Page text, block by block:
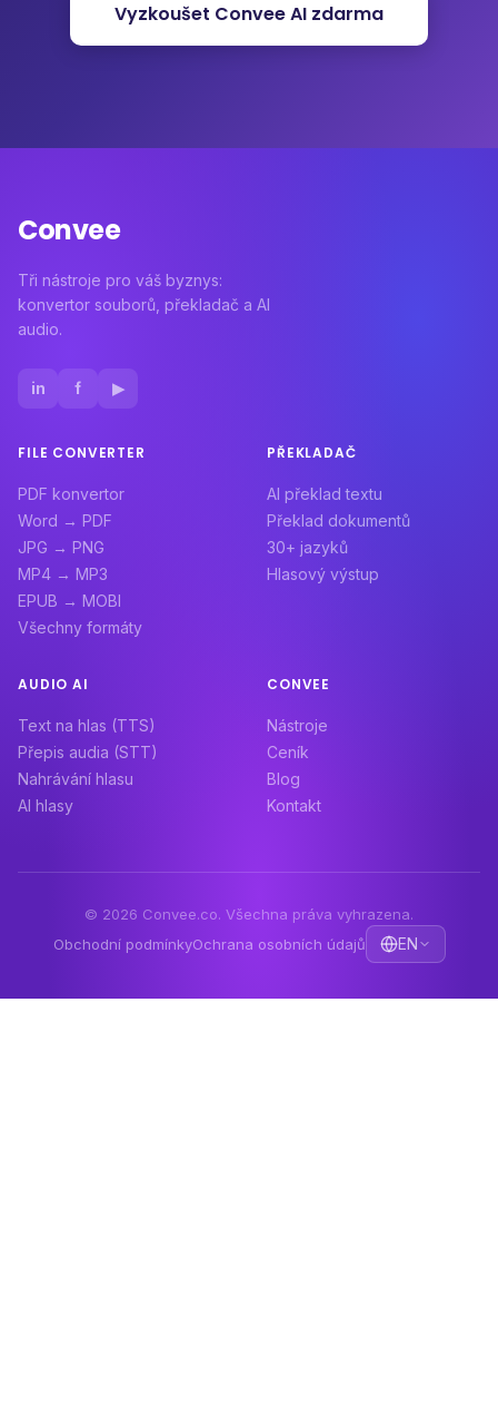
Vyzkoušet Convee AI zdarma
Convee
Tři nástroje pro váš byznys:
konvertor souborů, překladač a AI
audio.
in f ▶
FILE CONVERTER
PDF konvertor
Word → PDF
JPG → PNG
MP4 → MP3
EPUB → MOBI
Všechny formáty
PŘEKLADAČ
AI překlad textu
Překlad dokumentů
30+ jazyků
Hlasový výstup
AUDIO AI
Text na hlas (TTS)
Přepis audia (STT)
Nahrávání hlasu
AI hlasy
CONVEE
Nástroje
Ceník
Blog
Kontakt
© 2026 Convee.co. Všechna práva vyhrazena.
Obchodní podmínkyOchrana osobních údajů EN